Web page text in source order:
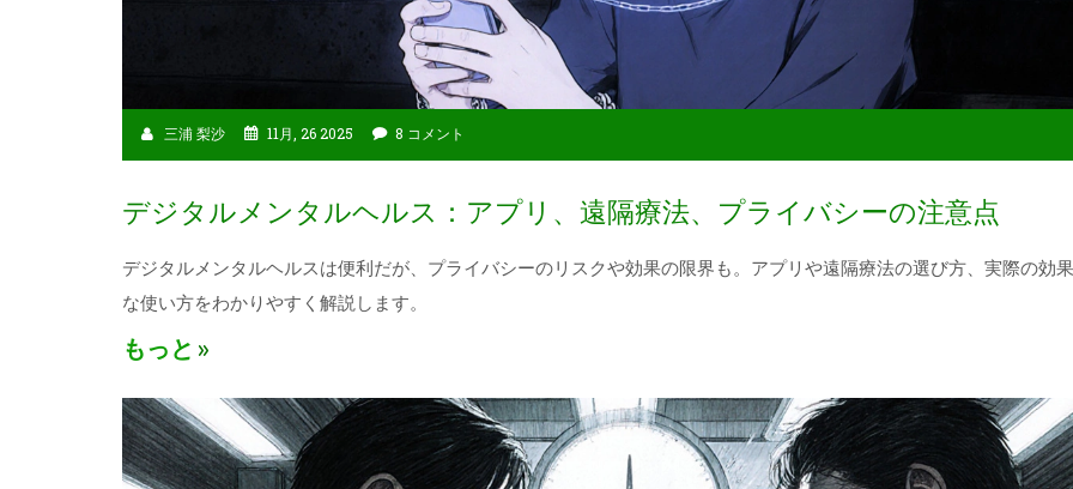
三浦 梨沙 11月, 26 2025 8 コメント
デジタルメンタルヘルス：アプリ、遠隔療法、プライバシーの注意点
デジタルメンタルヘルスは便利だが、プライバシーのリスクや効果の限界も。アプリや遠隔療法の選び方、実際の効
な使い方をわかりやすく解説します。
もっと